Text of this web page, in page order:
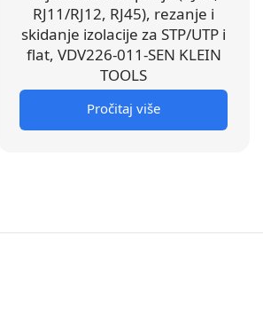
RJ11/RJ12, RJ45), rezanje i
skidanje izolacije za STP/UTP i
flat, VDV226-011-SEN KLEIN
TOOLS
Pročitaj više